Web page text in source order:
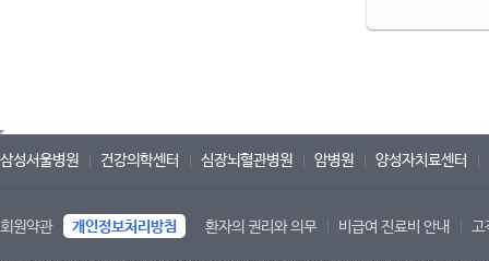
삼성서울병원 건강의학센터 심장뇌혈관병원 암병원 양성자치료센터
회원약관 개인정보처리방침 환자의 권리와 의무 비급여 진료비 안내 고